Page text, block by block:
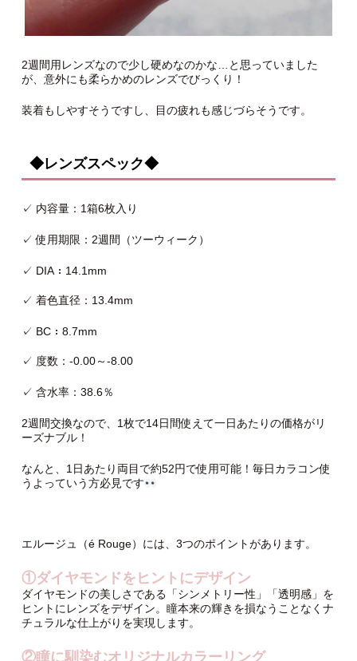
2週間用レンズなので少し硬めなのかな…と思っていました
が、意外にも柔らかめのレンズでびっくり！
装着もしやすそうですし、目の疲れも感じづらそうです。
◆レンズスペック◆
✓ 内容量：1箱6枚入り
✓ 使用期限：2週間（ツーウィーク）
✓ DIA：14.1mm
✓ 着色直径：13.4mm
✓ BC：8.7mm
✓ 度数：-0.00～-8.00
✓ 含水率：38.6％
2週間交換なので、1枚で14日間使えて一日あたりの価格がリ
ーズナブル！
なんと、1日あたり両目で約52円で使用可能！毎日カラコン使
うよっていう方必見です
エルージュ（é Rouge）には、3つのポイントがあります。
①ダイヤモンドをヒントにデザイン
ダイヤモンドの美しさである「シンメトリー性」「透明感」を
ヒントにレンズをデザイン。瞳本来の輝きを損なうことなくナ
チュラルな仕上がりを実現します。
②瞳に馴染むオリジナルカラーリング